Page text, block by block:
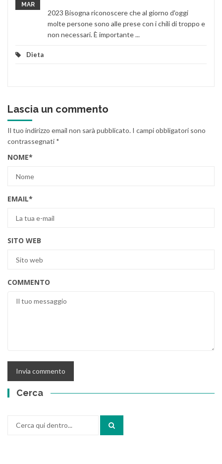
MAR
2023 Bisogna riconoscere che al giorno d'oggi
molte persone sono alle prese con i chili di troppo e
non necessari. È importante ...
Dieta
Lascia un commento
Il tuo indirizzo email non sarà pubblicato. I campi obbligatori sono
contrassegnati *
NOME*
EMAIL*
SITO WEB
COMMENTO
Cerca